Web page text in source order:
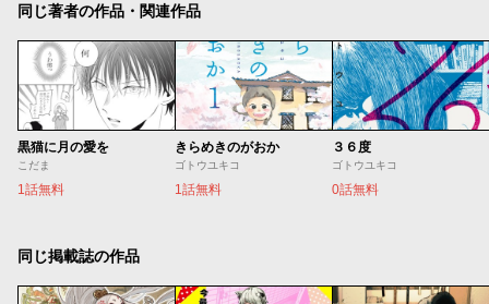
同じ著者の作品・関連作品
黒猫に月の愛を
こだま
1話無料
きらめきのがおか
ゴトウユキコ
1話無料
３６度
ゴトウユキコ
0話無料
同じ掲載誌の作品